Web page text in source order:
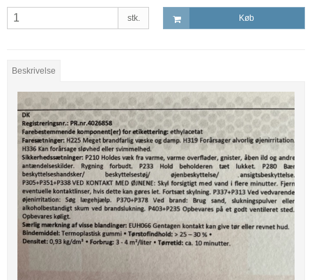
stk. Køb
Beskrivelse